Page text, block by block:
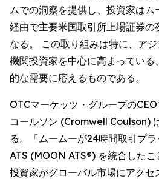
ムでの洞察を提供し、投資家は
経由で主要米国取引所上場証券の
なる。 この取り組みは特に、ア
機関投資家を中心に高まっている
的な需要に応えるものである。
OTCマーケッツ・グループの
コールソン (Cromwell Coulson)
る。「ムームーが24時間取引プ
ATS (MOON ATS®) を統合した
投資家がグローバル市場にアクセ